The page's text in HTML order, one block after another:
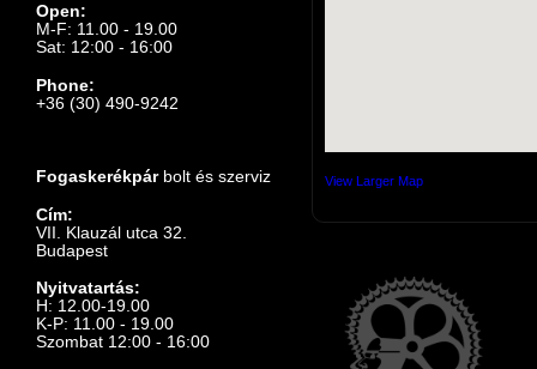
Open:
M-F: 11.00 - 19.00
Sat: 12:00 - 16:00
Phone:
+36 (30) 490-9242
Fogaskerékpárbolt és szerviz
Cím:
VII. Klauzál utca 32.
Budapest
Nyitvatartás:
H: 12.00-19.00
K-P: 11.00 - 19.00
Szombat 12:00 - 16:00
View Larger Map